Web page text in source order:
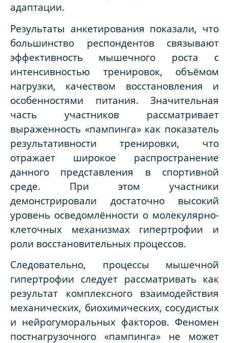
адаптации.
Результаты анкетирования показали, что
большинство респондентов связывают
эффективность мышечного роста с
интенсивностью тренировок, объёмом
нагрузки, качеством восстановления и
особенностями питания. Значительная
часть участников рассматривает
выраженность «пампинга» как показатель
результативности тренировки, что
отражает широкое распространение
данного представления в спортивной
среде. При этом участники
демонстрировали достаточно высокий
уровень осведомлённости о молекулярно-
клеточных механизмах гипертрофии и
роли восстановительных процессов.
Следовательно, процессы мышечной
гипертрофии следует рассматривать как
результат комплексного взаимодействия
механических, биохимических, сосудистых
и нейрогуморальных факторов. Феномен
постнагрузочного «пампинга» не может